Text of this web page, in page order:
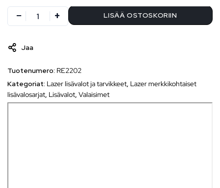
LISÄÄ OSTOSKORIIN
Jaa
Tuotenumero: RE2202
Kategoriat: Lazer lisävalot ja tarvikkeet, Lazer merkkikohtaiset
lisävalosarjat, Lisävalot, Valaisimet